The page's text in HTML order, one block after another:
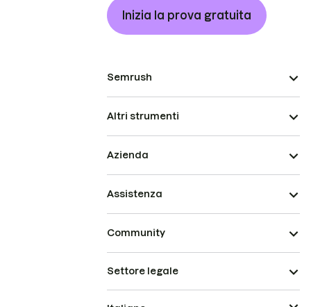
Inizia la prova gratuita
Semrush
Altri strumenti
Azienda
Assistenza
Community
Settore legale